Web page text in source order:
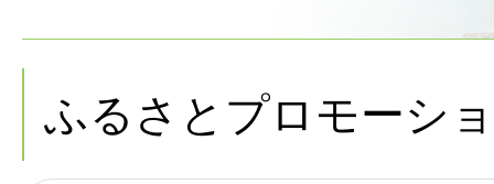
ふるさとプロモーシ